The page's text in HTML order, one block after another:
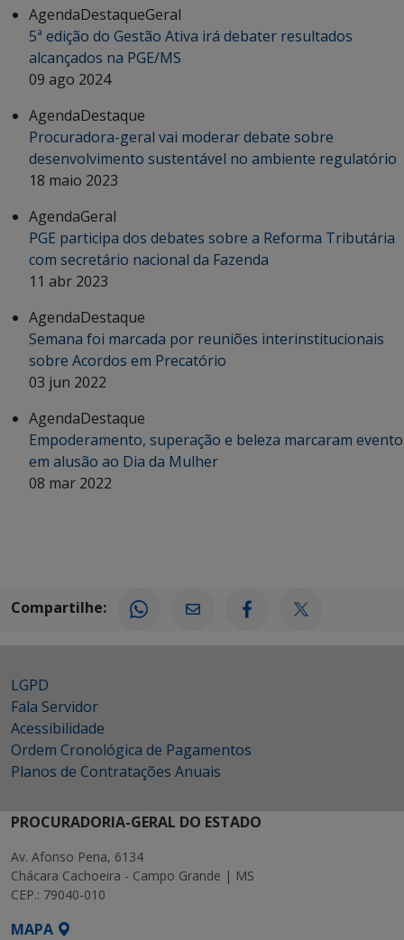
AgendaDestaqueGeral
5ª edição do Gestão Ativa irá debater resultados
alcançados na PGE/MS
09 ago 2024
AgendaDestaque
Procuradora-geral vai moderar debate sobre
desenvolvimento sustentável no ambiente regulatório
18 maio 2023
AgendaGeral
PGE participa dos debates sobre a Reforma Tributária
com secretário nacional da Fazenda
11 abr 2023
AgendaDestaque
Semana foi marcada por reuniões interinstitucionais
sobre Acordos em Precatório
03 jun 2022
AgendaDestaque
Empoderamento, superação e beleza marcaram evento
em alusão ao Dia da Mulher
08 mar 2022
Compartilhe:
LGPD
Fala Servidor
Acessibilidade
Ordem Cronológica de Pagamentos
Planos de Contratações Anuais
PROCURADORIA-GERAL DO ESTADO
Av. Afonso Pena, 6134
Chácara Cachoeira - Campo Grande | MS
CEP.: 79040-010
MAPA